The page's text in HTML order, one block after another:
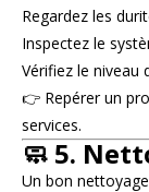
Regardez les
Inspectez le
Vérifiez le niveau
👉 Repérer un
services.
🧼 5.
Un bon